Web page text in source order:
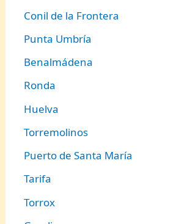
Conil de la Frontera
Punta Umbría
Benalmádena
Ronda
Huelva
Torremolinos
Puerto de Santa María
Tarifa
Torrox